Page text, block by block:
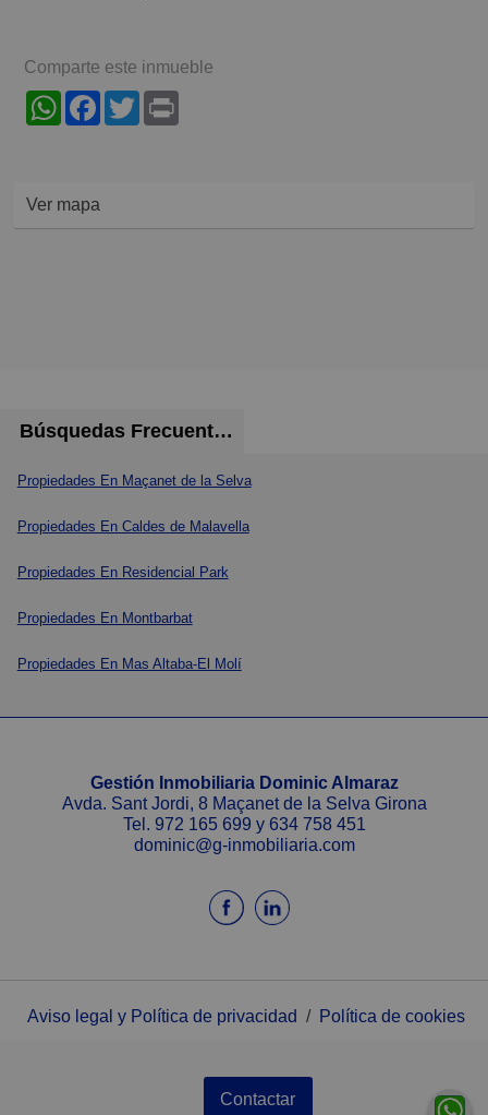
Contactar
Comparte este inmueble
WhatsAppFacebook
Twitter
Ver mapa
Búsquedas Frecuentes
Propiedades En Maçanet de la Selva
Propiedades En Caldes de Malavella
Propiedades En Residencial Park
Propiedades En Montbarbat
Propiedades En Mas Altaba-El Molí
Gestión Inmobiliaria Dominic Almaraz
Avda. Sant Jordi, 8 Maçanet de la Selva Girona
Tel. 972 165 699 y 634 758 451
dominic@g-inmobiliaria.com
Aviso legal y Política de privacidad / Política de cookies